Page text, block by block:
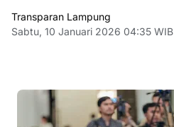
Transparan Lampung
Sabtu, 10 Januari 2026 04:35 WIB